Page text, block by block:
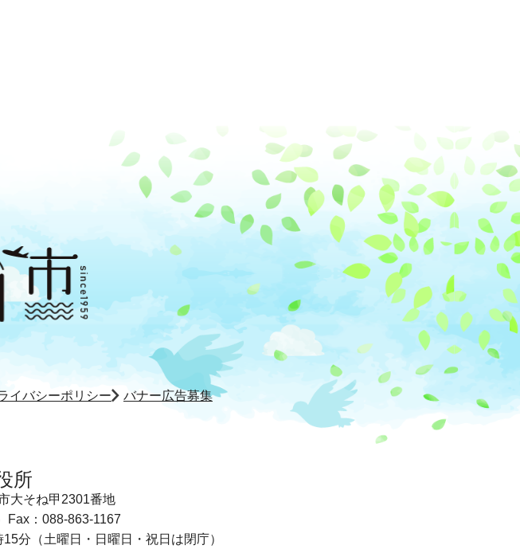
イバシーポリシー バナー広告募集
所
大そね甲2301番地
Fax：088-863-1167
15分 （土曜日・日曜日・祝日は閉庁）